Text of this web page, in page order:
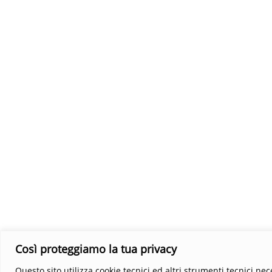
Così proteggiamo la tua privacy